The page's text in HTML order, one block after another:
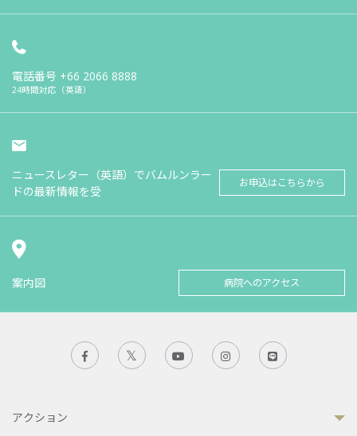
電話番号 +66 2066 8888
24時間対応（英語）
ニュースレター（英語）でバムルンラー
ドの最新情報を受
お申込はこちらから
案内図 病院へのアクセス
アクション